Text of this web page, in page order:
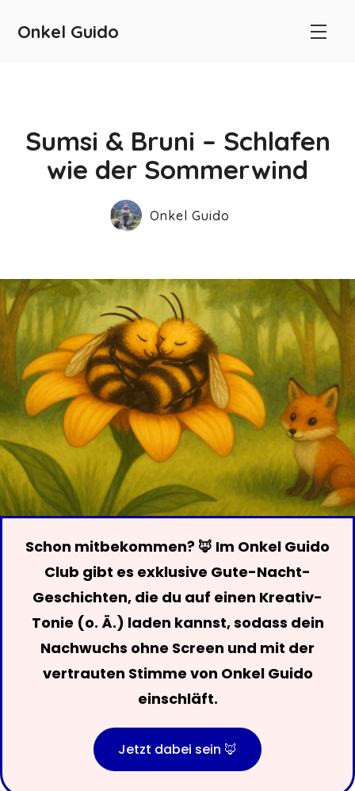
Onkel Guido
Sumsi & Bruni – Schlafen
wie der Sommerwind
Onkel Guido
Schon mitbekommen? 🦊 Im Onkel Guido
Club gibt es exklusive Gute-Nacht-
Geschichten, die du auf einen Kreativ-
Tonie (o. Ä.) laden kannst, sodass dein
Nachwuchs ohne Screen und mit der
vertrauten Stimme von Onkel Guido
einschläft.
Jetzt dabei sein 🦊